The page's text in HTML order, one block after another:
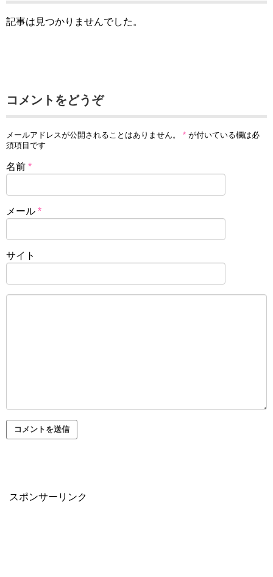
記事は見つかりませんでした。
コメントをどうぞ
メールアドレスが公開されることはありません。 * が付いている欄は必
須項目です
名前 *
メール *
サイト
スポンサーリンク